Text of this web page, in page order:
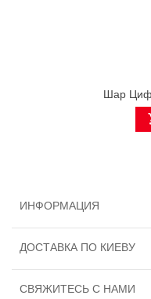
Шар
ИНФОРМАЦИЯ
ДОСТАВКА ПО КИЕВУ
СВЯЖИТЕСЬ С НАМИ